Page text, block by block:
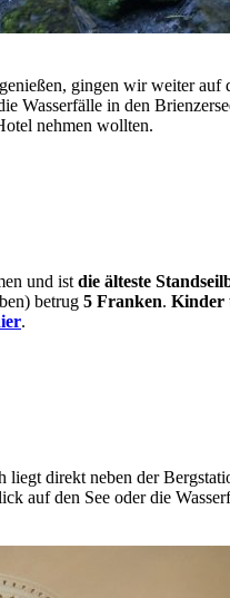
gingen wir weiter
Wasserfälle in den
nehmen wollten.
und ist die älteste
betrug 5 Franken. Kinder
.
liegt direkt neben der
auf den See oder die